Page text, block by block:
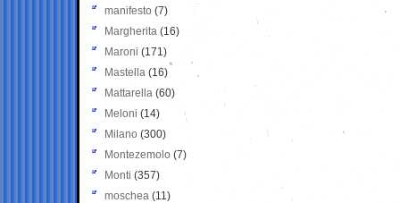
manifesto (7)
Margherita (16)
Maroni (171)
Mastella (16)
Mattarella (60)
Meloni (14)
Milano (300)
Montezemolo (7)
Monti (357)
moschea (11)